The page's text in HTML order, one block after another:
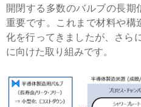
開閉する多数のバルブの長
重要です。これまで材料や構
化を行ってきましたが、さら
に向けた取り組みです。